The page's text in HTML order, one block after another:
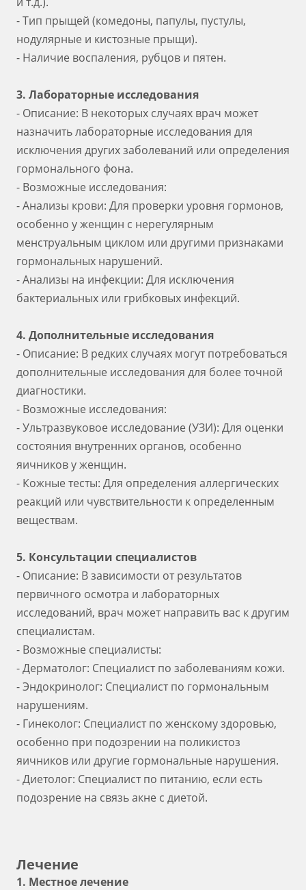
- Тип прыщей (комедоны, папулы, пустулы,
нодулярные и кистозные прыщи).
- Наличие воспаления, рубцов и пятен.
3. Лабораторные исследования
- Описание: В некоторых случаях врач может
назначить лабораторные исследования для
исключения других заболеваний или определения
гормонального фона.
- Возможные исследования:
- Анализы крови: Для проверки уровня гормонов,
особенно у женщин с нерегулярным
менструальным циклом или другими признаками
гормональных нарушений.
- Анализы на инфекции: Для исключения
бактериальных или грибковых инфекций.
4. Дополнительные исследования
- Описание: В редких случаях могут потребоваться
дополнительные исследования для более точной
диагностики.
- Возможные исследования:
- Ультразвуковое исследование (УЗИ): Для оценки
состояния внутренних органов, особенно
яичников у женщин.
- Кожные тесты: Для определения аллергических
реакций или чувствительности к определенным
веществам.
5. Консультации специалистов
- Описание: В зависимости от результатов
первичного осмотра и лабораторных
исследований, врач может направить вас к другим
специалистам.
- Возможные специалисты:
- Дерматолог: Специалист по заболеваниям кожи.
- Эндокринолог: Специалист по гормональным
нарушениям.
- Гинеколог: Специалист по женскому здоровью,
особенно при подозрении на поликистоз
яичников или другие гормональные нарушения.
- Диетолог: Специалист по питанию, если есть
подозрение на связь акне с диетой.
Лечение
1. Местное лечение